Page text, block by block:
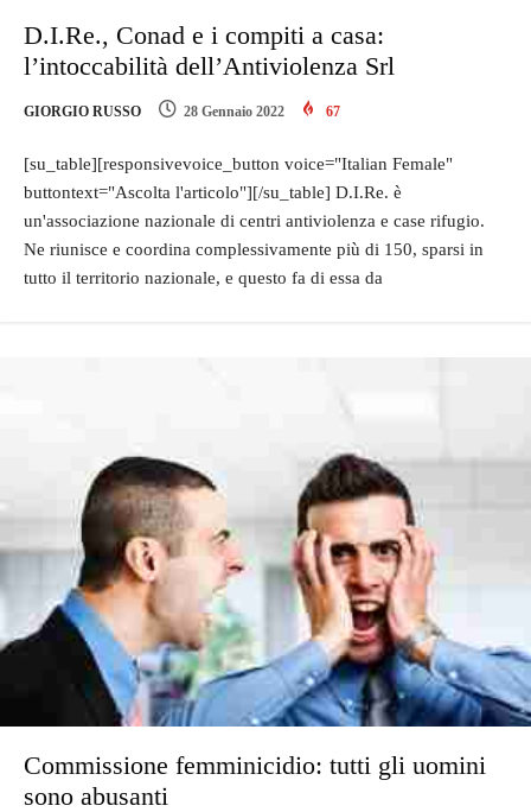
D.I.Re., Conad e i compiti a casa:
l’intoccabilità dell’Antiviolenza Srl
GIORGIO RUSSO 28 Gennaio 2022 67
[su_table][responsivevoice_button voice="Italian Female"
buttontext="Ascolta l'articolo"][/su_table] D.I.Re. è
un'associazione nazionale di centri antiviolenza e case rifugio.
Ne riunisce e coordina complessivamente più di 150, sparsi in
tutto il territorio nazionale, e questo fa di essa da
Commissione femminicidio: tutti gli uomini
sono abusanti